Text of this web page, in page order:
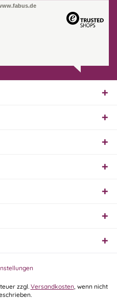
zzgl. Versandkosten, wenn nicht